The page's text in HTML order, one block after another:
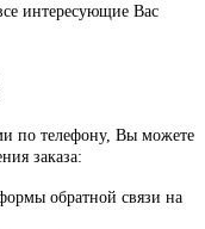
интересующие Вас
по телефону, Вы можете
заказа:
обратной связи на